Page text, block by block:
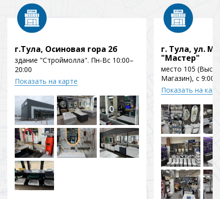
г.Тула, Осиновая гора 2б
здание "Строймолла". Пн-Вс 10:00–
20:00
Показать на карте
г. Тула, ул.
"Мастер"
место 105
Магазин), с 9:00
Показать на